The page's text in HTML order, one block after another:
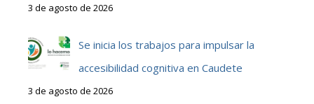
3 de agosto de 2026
Se inicia los trabajos para impulsar la
accesibilidad cognitiva en Caudete
3 de agosto de 2026